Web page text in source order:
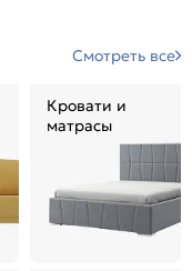
Смотреть все
Кровати и
матрасы